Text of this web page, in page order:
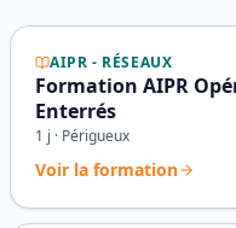
AIPR - RÉSEAUX
Formation AIPR
Enterrés
1 j · Périgueux
Voir la formation